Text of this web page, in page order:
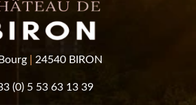
Bourg 24540 BIRON
(0) 5 53 63 13 39